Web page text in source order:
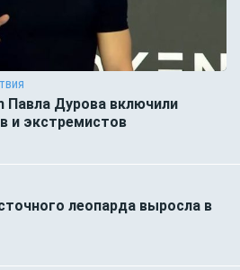
Павла Дурова включили
и экстремистов
леопарда выросла в